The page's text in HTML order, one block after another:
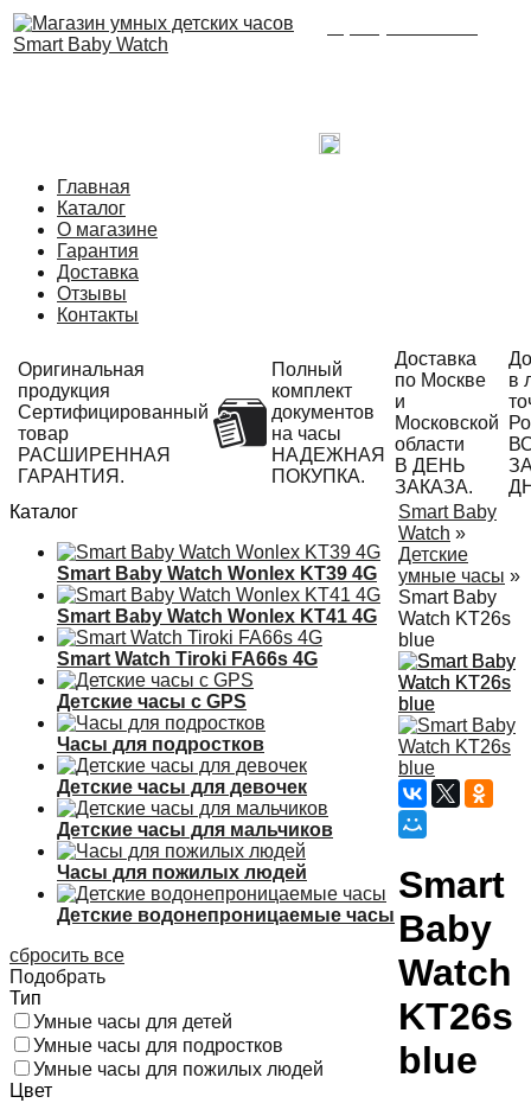
Главная
Каталог
О магазине
Гарантия
Доставка
Отзывы
Контакты
Оригинальная
продукция
Сертифицированный
товар
РАСШИРЕННАЯ
ГАРАНТИЯ.
Полный
комплект
документов
на часы
НАДЕЖНАЯ
ПОКУПКА.
Доставка
по Москве
и
Московской
области
В ДЕНЬ
ЗАКАЗА.
в
Каталог
Smart Baby Watch Wonlex KT39 4G
Smart Baby Watch Wonlex KT41 4G
Smart Watch Tiroki FA66s 4G
Детские часы с GPS
Часы для подростков
Детские часы для девочек
Детские часы для мальчиков
Часы для пожилых людей
Детские водонепроницаемые часы
сбросить все
Подобрать
Тип
Умные часы для детей
Умные часы для подростков
Умные часы для пожилых людей
Цвет
Smart Baby
Watch »
Детские
умные часы »
Smart Baby
Watch KT26s
blue
Smart
Baby
Watch
KT26s
blue